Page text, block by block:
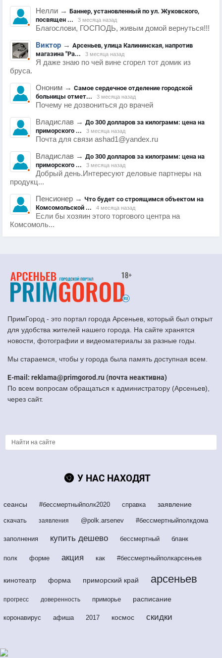
Нелли → Баннер, установленный по ул. Жуковского,
посвящен ...
3 месяца назад
Благослови, ГОСПОДЬ, живым домой вернуться!!!
Виктор → Арсеньев, улица Калининская, напротив
магазина "Ра...
3 месяца назад
Я даже знаю по чей вине сгорел тот домик из
бруса.
Ононим → Самое сердечное отделение городской
больницы отмет...
3 месяца назад
Почему не дозвониться до врачей
Владислав → До 300 долларов за килограмм: цена на
приморского ...
3 месяца назад
Почта для связи ashad1@yandex.ru
Владислав → До 300 долларов за килограмм: цена на
приморского ...
3 месяца назад
Добрый день.Интересуют деловые партнеры на
продукц...
Пенсионер → Что будет со строящимся объектом на
Комсомольской ...
4 месяца назад
Если бы хозяин этого торгового центра на
Комсомоль...
ПримГород - это портал города Арсеньев, который был открыт
для удобства жителей нашего города. На сайте хранятся
новости, фотографии и видеоматериалы за разные годы.
Мы стараемся, чтобы у города была память доступная всем.
E-mail: reklama@primgorod.ru (почта неактивна)
По всем вопросам обращаться к администратору (Арсеньев),
через сайт.
У НАС НАХОДЯТ
сеансы #бессмертныйполк2020 справка заявление
скачать заявления @polk.arsenev #бессмертныйполкдома
заполнения купить дешево бессмертный бланк
полк форме акция как #бессмертныйполкарсеньев
кинотеатр форма приморский край арсеньев
прогресс доверенность приморье расписание
коронавирус афиша 2017 космос скидки